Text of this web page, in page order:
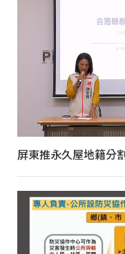
屏東推永久屋地籍分